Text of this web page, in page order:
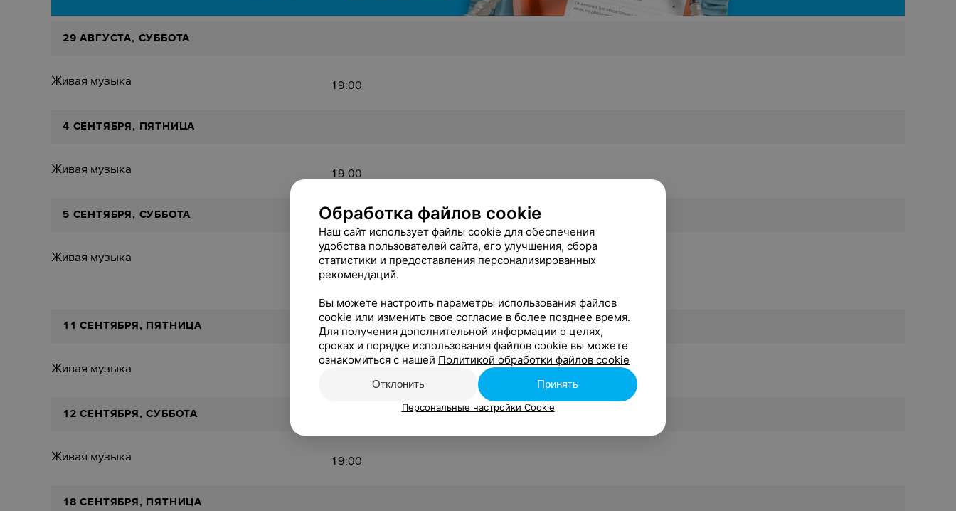
29 АВГУСТА, СУББОТА
Живая музыка 19:00
4 СЕНТЯБРЯ, ПЯТНИЦА
Живая музыка 19:00
5 СЕНТЯБРЯ, СУББОТА
Живая музыка 19:00
11 СЕНТЯБРЯ, ПЯТНИЦА
Живая музыка
12 СЕНТЯБРЯ, СУББОТА
Живая музыка 19:00
18 СЕНТЯБРЯ, ПЯТНИЦА
Обработка файлов cookie
Наш сайт использует файлы cookie для обеспечения
удобства пользователей сайта, его улучшения, сбора
статистики и предоставления персонализированных
рекомендаций.
Вы можете настроить параметры использования файлов
cookie или изменить свое согласие в более позднее время.
Для получения дополнительной информации о целях,
сроках и порядке использования файлов cookie вы можете
ознакомиться с нашей Политикой обработки файлов cookie
Отклонить Принять
Персональные настройки Cookie